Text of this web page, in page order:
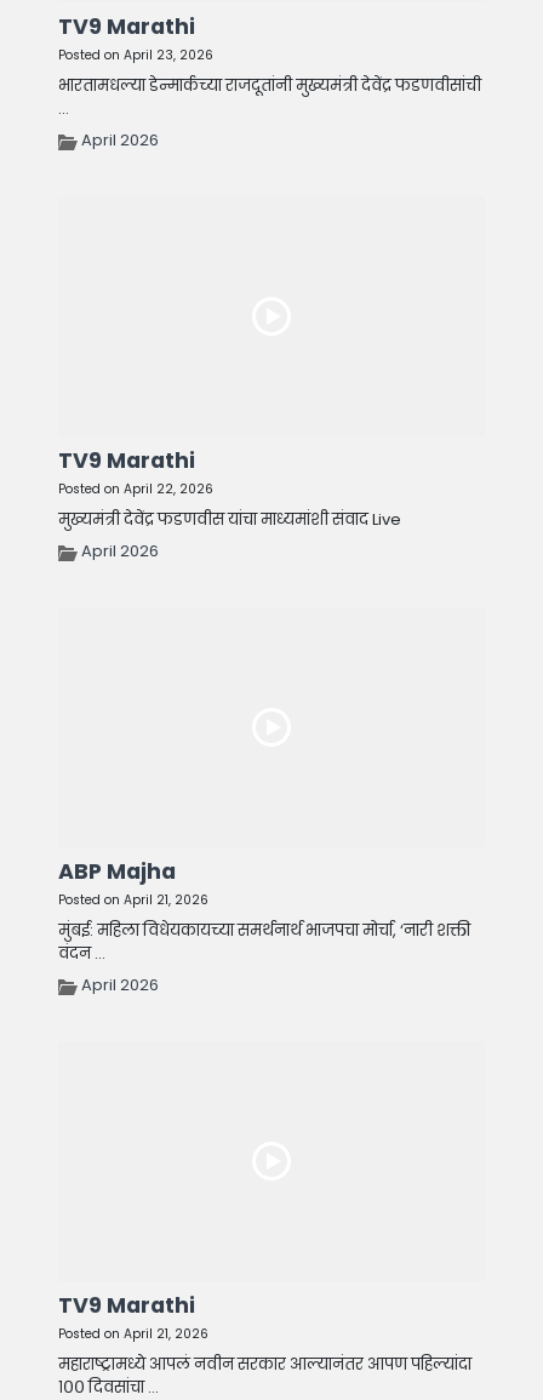
TV9 Marathi
Posted on April 23, 2026
भारतामधल्या डेन्मार्कच्या राजदूतांनी मुख्यमंत्री देवेंद्र फडणवीसांची
...
April 2026
TV9 Marathi
Posted on April 22, 2026
मुख्यमंत्री देवेंद्र फडणवीस यांचा माध्यमांशी संवाद Live
April 2026
ABP Majha
Posted on April 21, 2026
मुंबई: महिला विधेयकायच्या समर्थनार्थ भाजपचा मोर्चा, ‘नारी शक्ती
वंदन ...
April 2026
TV9 Marathi
Posted on April 21, 2026
महाराष्ट्रामध्ये आपलं नवीन सरकार आल्यानंतर आपण पहिल्यांदा
१०० दिवसांचा ...